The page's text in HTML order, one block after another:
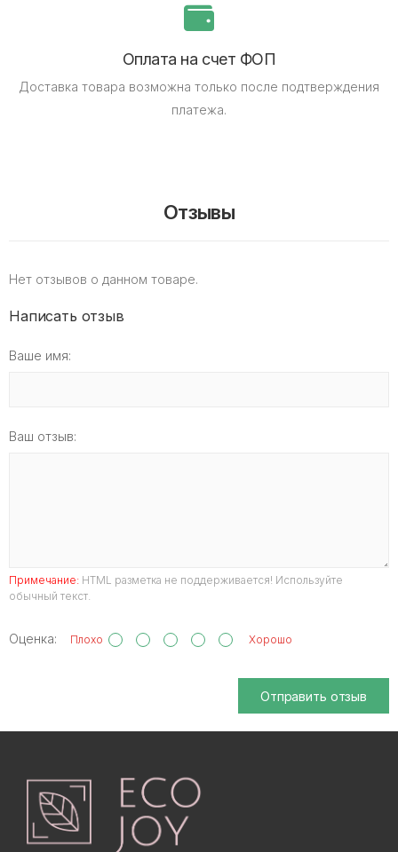
Оплата на счет ФОП
Доставка товара возможна только после подтверждения
платежа.
Отзывы
Нет отзывов о данном товаре.
Написать отзыв
Ваше имя:
Ваш отзыв:
Примечание: HTML разметка не поддерживается! Используйте
обычный текст.
Оценка: Плохо Хорошо
Отправить отзыв